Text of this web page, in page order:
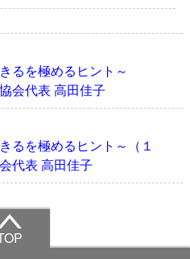
るを極めるヒント～
会代表 高田佳子
るを極めるヒント～（１
代表 高田佳子